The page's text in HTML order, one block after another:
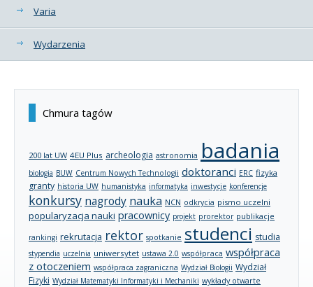
Varia
Wydarzenia
Chmura tagów
200 lat UW 4EU Plus archeologia astronomia badania
biologia BUW Centrum Nowych Technologii doktoranci ERC fizyka
granty historia UW humanistyka informatyka inwestycje konferencje
konkursy nagrody nauka NCN odkrycia pismo uczelni
popularyzacja nauki pracownicy projekt prorektor publikacje
rankingi rekrutacja rektor spotkanie studenci studia
stypendia uczelnia uniwersytet ustawa 2.0 współpraca współpraca
z otoczeniem współpraca zagraniczna Wydział Biologii Wydział
Fizyki Wydział Matematyki Informatyki i Mechaniki wykłady otwarte